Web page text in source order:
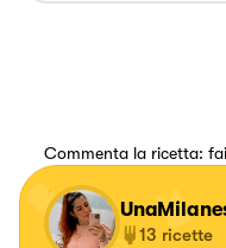
Commenta la ricetta:
13 ricette